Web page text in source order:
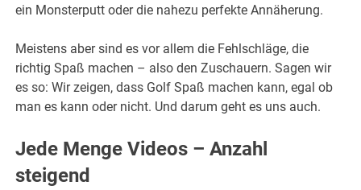
ein Monsterputt oder die nahezu perfekte Annäherung.
Meistens aber sind es vor allem die Fehlschläge, die
richtig Spaß machen – also den Zuschauern. Sagen wir
es so: Wir zeigen, dass Golf Spaß machen kann, egal ob
man es kann oder nicht. Und darum geht es uns auch.
Jede Menge Videos – Anzahl
steigend